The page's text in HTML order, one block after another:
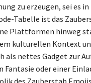
zu erzeugen, sei es
Tabelle ist das
Plattformen hinweg
kulturellen Kontext
als nettes Gadget zur
Fantasie oder einer
des Zauberstab